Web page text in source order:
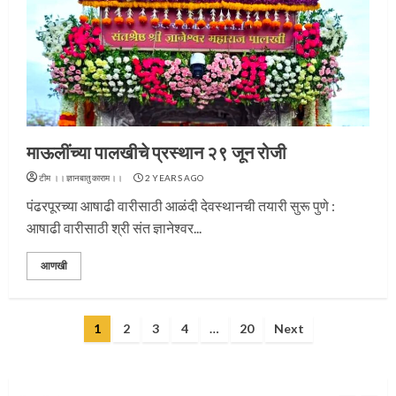
माऊलींच्या पालखीचे प्रस्थान २९ जून रोजी
टीम ।।ज्ञानबातुकाराम।। 2 YEARS AGO
पंढरपूरच्या आषाढी वारीसाठी आळंदी देवस्थानची तयारी सुरू पुणे :
आषाढी वारीसाठी श्री संत ज्ञानेश्वर...
आणखी
1 2 3 4 … 20 Next
प्रस्थान सोहळ्यासाठी आळंदी सज्ज